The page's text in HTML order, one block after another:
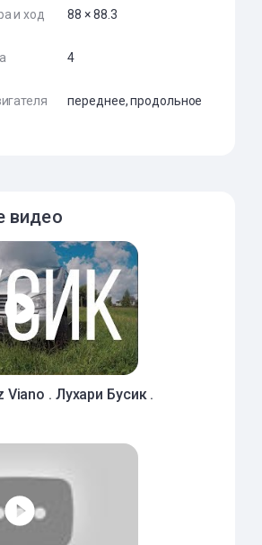
и ход
88 × 88.3
4
переднее, продольное
видео
. Лухари Бусик .